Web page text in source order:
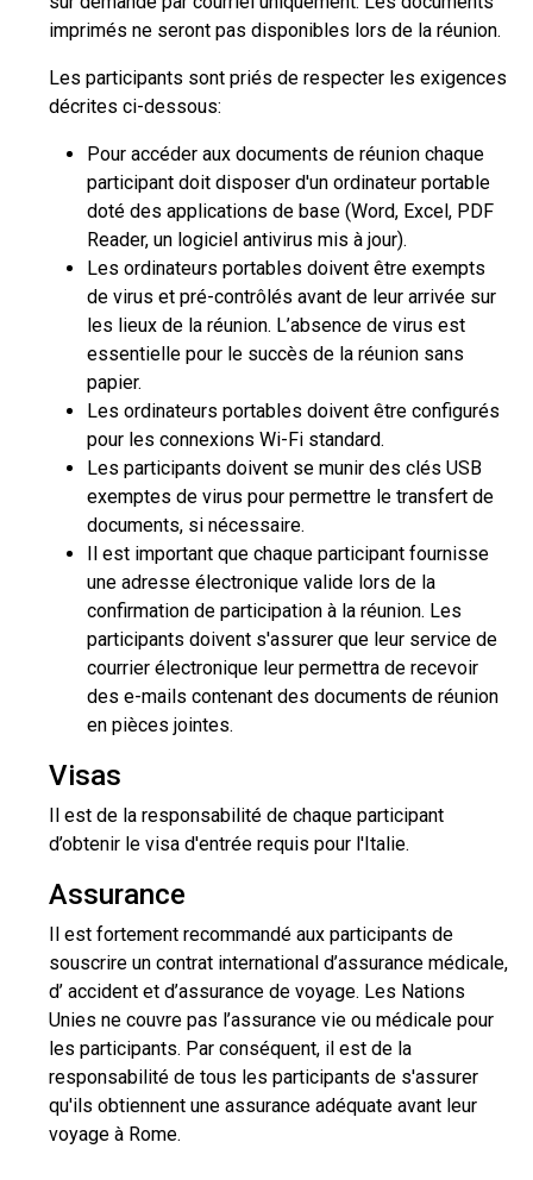
imprimés ne seront pas disponibles lors de la réunion.
Les participants sont priés de respecter les exigences
décrites ci-dessous:
Pour accéder aux documents de réunion chaque
participant doit disposer d'un ordinateur portable
doté des applications de base (Word, Excel, PDF
Reader, un logiciel antivirus mis à jour).
Les ordinateurs portables doivent être exempts
de virus et pré-contrôlés avant de leur arrivée sur
les lieux de la réunion. L’absence de virus est
essentielle pour le succès de la réunion sans
papier.
Les ordinateurs portables doivent être configurés
pour les connexions Wi-Fi standard.
Les participants doivent se munir des clés USB
exemptes de virus pour permettre le transfert de
documents, si nécessaire.
Il est important que chaque participant fournisse
une adresse électronique valide lors de la
confirmation de participation à la réunion. Les
participants doivent s'assurer que leur service de
courrier électronique leur permettra de recevoir
des e-mails contenant des documents de réunion
en pièces jointes.
Visas
Il est de la responsabilité de chaque participant
d’obtenir le visa d'entrée requis pour l'Italie.
Assurance
Il est fortement recommandé aux participants de
souscrire un contrat international d’assurance médicale,
d’ accident et d’assurance de voyage. Les Nations
Unies ne couvre pas l’assurance vie ou médicale pour
les participants. Par conséquent, il est de la
responsabilité de tous les participants de s'assurer
qu'ils obtiennent une assurance adéquate avant leur
voyage à Rome.